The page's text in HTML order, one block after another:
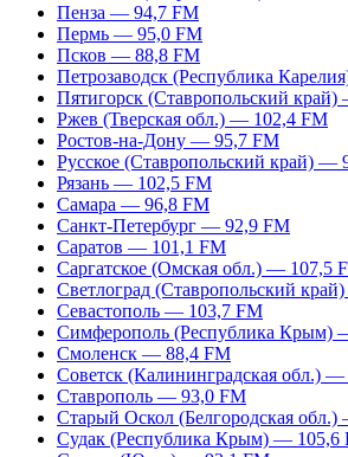
Пенза — 94,7 FM
Пермь — 95,0 FM
Псков — 88,8 FM
Петрозаводск (Республика
Пятигорск (Ставропольский
Ржев (Тверская обл.) — 102,4 FM
Ростов-на-Дону — 95,7 FM
Русское (Ставропольский край) —
Рязань — 102,5 FM
Самара — 96,8 FM
Санкт-Петербург — 92,9 FM
Саратов — 101,1 FM
Саргатское (Омская обл.) — 107,5
Светлоград (Ставропольский
Севастополь — 103,7 FM
Симферополь (Республика Крым)
Смоленск — 88,4 FM
Советск (Калининградская обл.)
Ставрополь — 93,0 FM
Старый Оскол (Белгородская
Судак (Республика Крым) — 105,6